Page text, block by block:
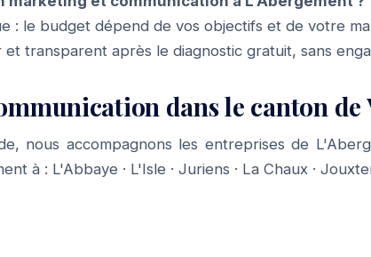
: le budget dépend de vos objectifs et de votre
et transparent après le diagnostic gratuit, sans
dans le canton de
nous accompagnons les entreprises de
à : L'Abbaye · L'Isle · Juriens · La Chaux ·